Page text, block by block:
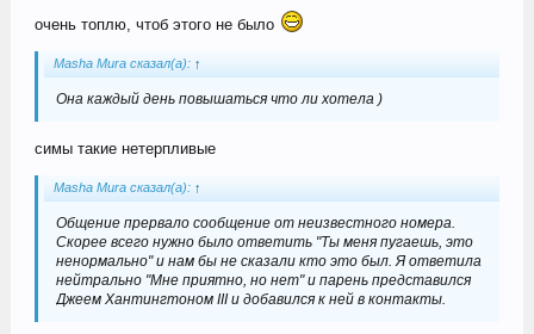
очень топлю, чтоб этого не было
Masha Mura сказал(а): ↑
Она каждый день повышаться что ли хотела )
симы такие нетерпливые
Masha Mura сказал(а): ↑
Общение прервало сообщение от неизвестного номера.
Скорее всего нужно было ответить "Ты меня пугаешь, это
ненормально" и нам бы не сказали кто это был. Я ответила
нейтрально "Мне приятно, но нет" и парень представился
Джеем Хантингтоном III и добавился к ней в контакты.